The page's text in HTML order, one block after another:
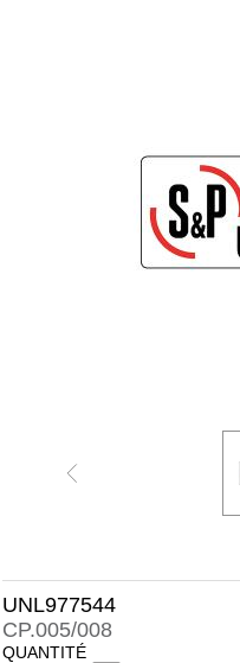
UNL977544
CP.005/008
QUANTITÉ